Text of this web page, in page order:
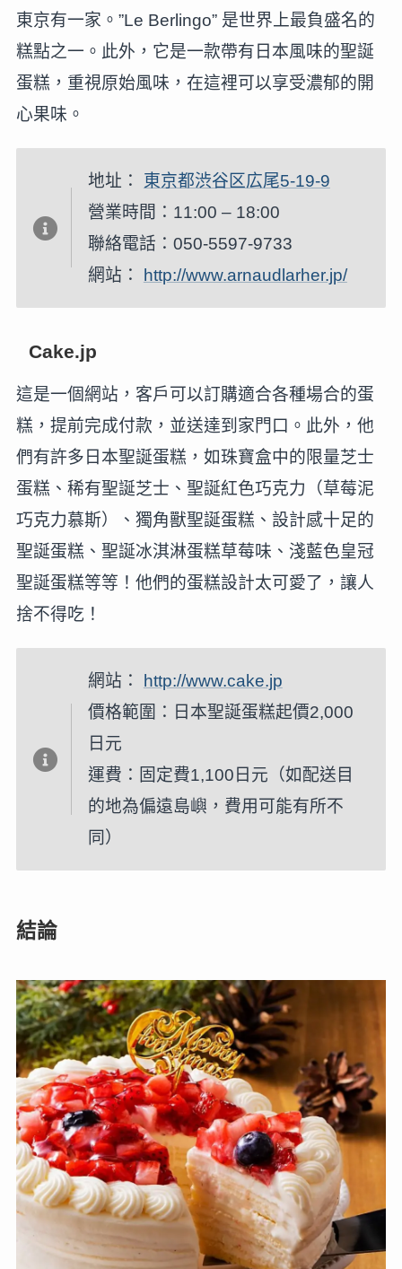
東京有一家。”Le Berlingo” 是世界上最負盛名的
糕點之一。此外，它是一款帶有日本風味的聖誕
蛋糕，重視原始風味，在這裡可以享受濃郁的開
心果味。
地址： 東京都渋谷区広尾5-19-9
營業時間：11:00 – 18:00
聯絡電話：050-5597-9733
網站： http://www.arnaudlarher.jp/
Cake.jp
這是一個網站，客戶可以訂購適合各種場合的蛋
糕，提前完成付款，並送達到家門口。此外，他
們有許多日本聖誕蛋糕，如珠寶盒中的限量芝士
蛋糕、稀有聖誕芝士、聖誕紅色巧克力（草莓泥
巧克力慕斯）、獨角獸聖誕蛋糕、設計感十足的
聖誕蛋糕、聖誕冰淇淋蛋糕草莓味、淺藍色皇冠
聖誕蛋糕等等！他們的蛋糕設計太可愛了，讓人
捨不得吃！
網站： http://www.cake.jp
價格範圍：日本聖誕蛋糕起價2,000
日元
運費：固定費1,100日元（如配送目
的地為偏遠島嶼，費用可能有所不
同）
結論